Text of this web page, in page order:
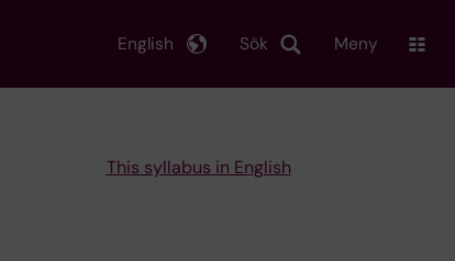
Sök
English Meny
This syllabus in English